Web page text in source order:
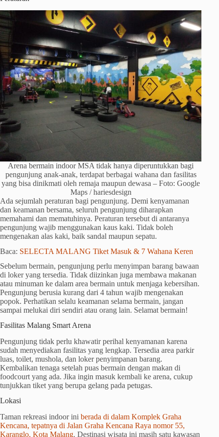
Arena bermain indoor MSA tidak hanya diperuntukkan bagi
pengunjung anak-anak, terdapat berbagai wahana dan fasilitas
yang bisa dinikmati oleh remaja maupun dewasa – Foto: Google
Maps / hariesdesign
Ada sejumlah peraturan bagi pengunjung. Demi kenyamanan
dan keamanan bersama, seluruh pengunjung diharapkan
memahami dan mematuhinya. Peraturan tersebut di antaranya
pengunjung wajib menggunakan kaus kaki. Tidak boleh
mengenakan alas kaki, baik sandal maupun sepatu.
Baca: SELECTA MALANG Tiket Masuk & 7 Wahana Keren
Sebelum bermain, pengunjung perlu menyimpan barang bawaan
di loker yang tersedia. Tidak diizinkan juga membawa makanan
atau minuman ke dalam area bermain untuk menjaga kebersihan.
Pengunjung berusia kurang dari 4 tahun wajib mengenakan
popok. Perhatikan selalu keamanan selama bermain, jangan
sampai melukai diri sendiri atau orang lain. Selamat bermain!
Fasilitas Malang Smart Arena
Pengunjung tidak perlu khawatir perihal kenyamanan karena
sudah menyediakan fasilitas yang lengkap. Tersedia area parkir
luas, toilet, mushola, dan loker penyimpanan barang.
Kembalikan tenaga setelah puas bermain dengan makan di
foodcourt yang ada. Jika ingin masuk kembali ke arena, cukup
tunjukkan tiket yang berupa gelang pada petugas.
Lokasi
Taman rekreasi indoor ini berada di dalam Komplek Graha
Kencana, tepatnya di Jalan Graha Kencana Raya nomor 55,
Karanglo, Kota Malang. Destinasi wisata ini masih satu kawasan